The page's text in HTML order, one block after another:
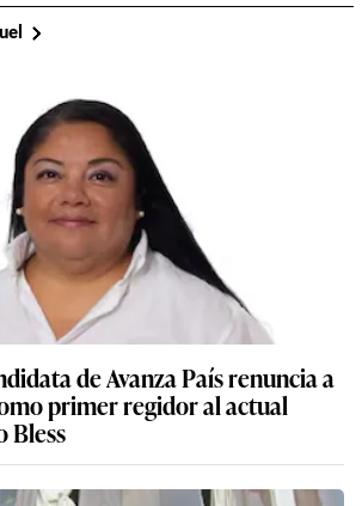
de Avanza País renuncia a
primer regidor al actual
Bless